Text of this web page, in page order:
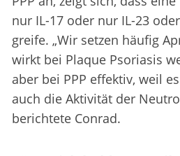
nur IL-17 oder nur IL-23
greife. „Wir setzen häufig
wirkt bei Plaque Psoriasis
aber bei PPP effektiv, weil
auch die Aktivität der
berichtete Conrad.